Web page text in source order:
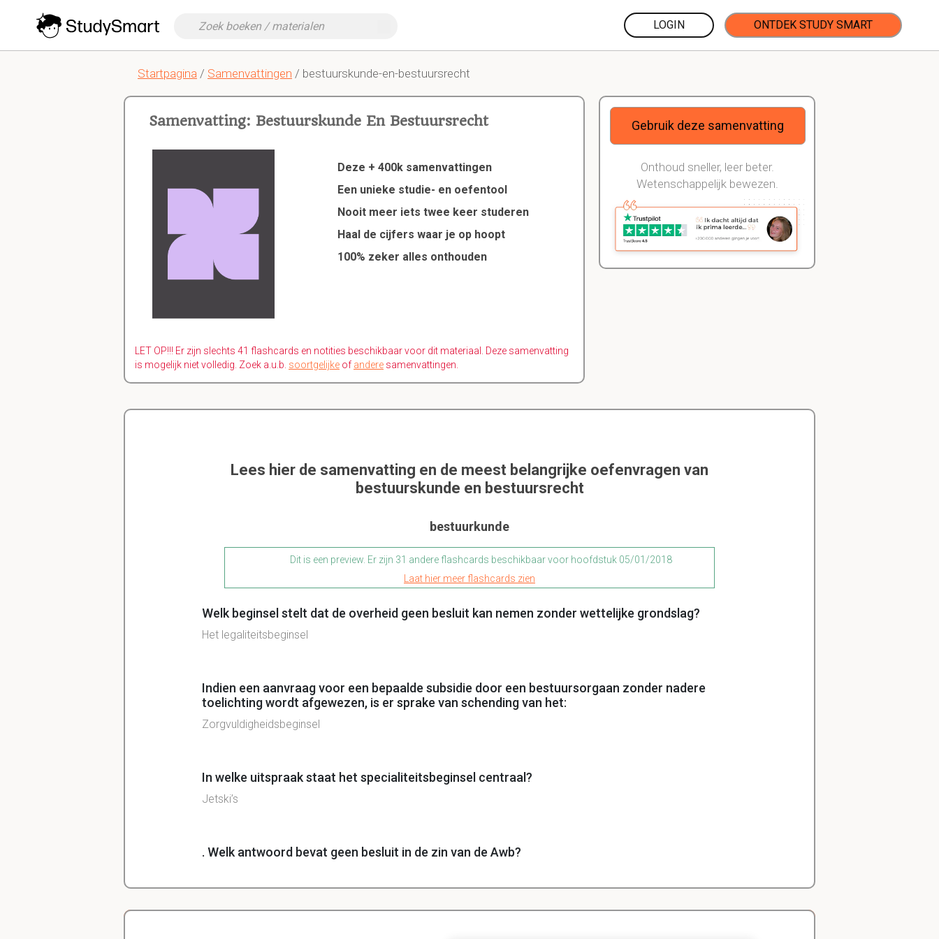
LOGIN ONTDEK STUDY SMART
Startpagina / Samenvattingen / bestuurskunde-en-bestuursrecht
Samenvatting: Bestuurskunde En Bestuursrecht
Deze + 400k samenvattingen
Een unieke studie- en oefentool
Nooit meer iets twee keer studeren
Haal de cijfers waar je op hoopt
100% zeker alles onthouden
LET OP!!! Er zijn slechts 41 flashcards en notities beschikbaar voor dit materiaal. Deze samenvatting
is mogelijk niet volledig. Zoek a.u.b. soortgelijke of andere samenvattingen.
Gebruik deze samenvatting
Onthoud sneller, leer beter.
Wetenschappelijk bewezen.
Lees hier de samenvatting en de meest belangrijke oefenvragen van
bestuurskunde en bestuursrecht
bestuurkunde
Dit is een preview. Er zijn 31 andere flashcards beschikbaar voor hoofdstuk 05/01/2018
Laat hier meer flashcards zien
Welk beginsel stelt dat de overheid geen besluit kan nemen zonder wettelijke grondslag?
Het legaliteitsbeginsel
Indien een aanvraag voor een bepaalde subsidie door een bestuursorgaan zonder nadere
toelichting wordt afgewezen, is er sprake van schending van het:
Zorgvuldigheidsbeginsel
In welke uitspraak staat het specialiteitsbeginsel centraal?
Jetski’s
. Welk antwoord bevat geen besluit in de zin van de Awb?